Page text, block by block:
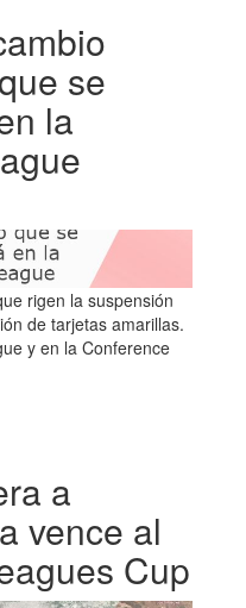
se
la
rigen la suspensión
de tarjetas amarillas.
y en la Conference
a
vence al
Cup